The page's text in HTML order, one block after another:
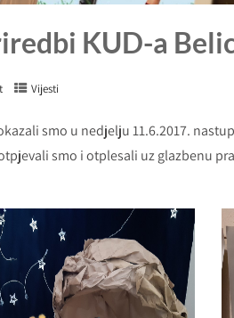
KUD-a
Vijesti
smo u nedjelju 11.6.2017.
smo i otplesali uz glazbenu